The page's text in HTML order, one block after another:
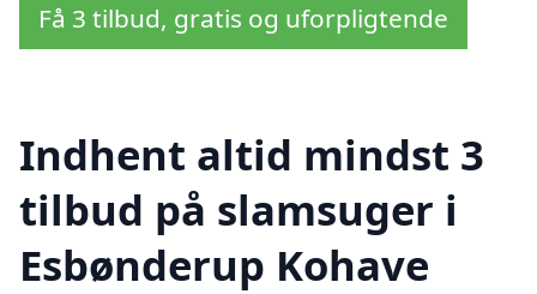
Få 3 tilbud, gratis og uforpligtende
Indhent altid mindst 3
tilbud på slamsuger i
Esbønderup Kohave